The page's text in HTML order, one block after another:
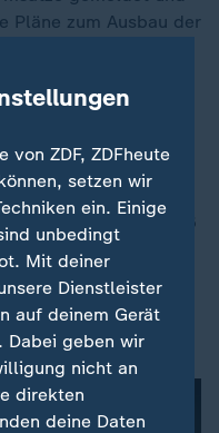
Pläne zum Ausbau der
Facebook,
seinen Nettogewinn
auf rund 62,36
Euro) steigern, wie
Quartal legte
49 Prozent auf
Euro) zu.
von ZDF, ZDFheute
setzen wir
ein. Einige
unbedingt
Mit deiner
Dienstleister
auf deinem Gerät
Dabei geben wir
nicht an
direkten
deine Daten